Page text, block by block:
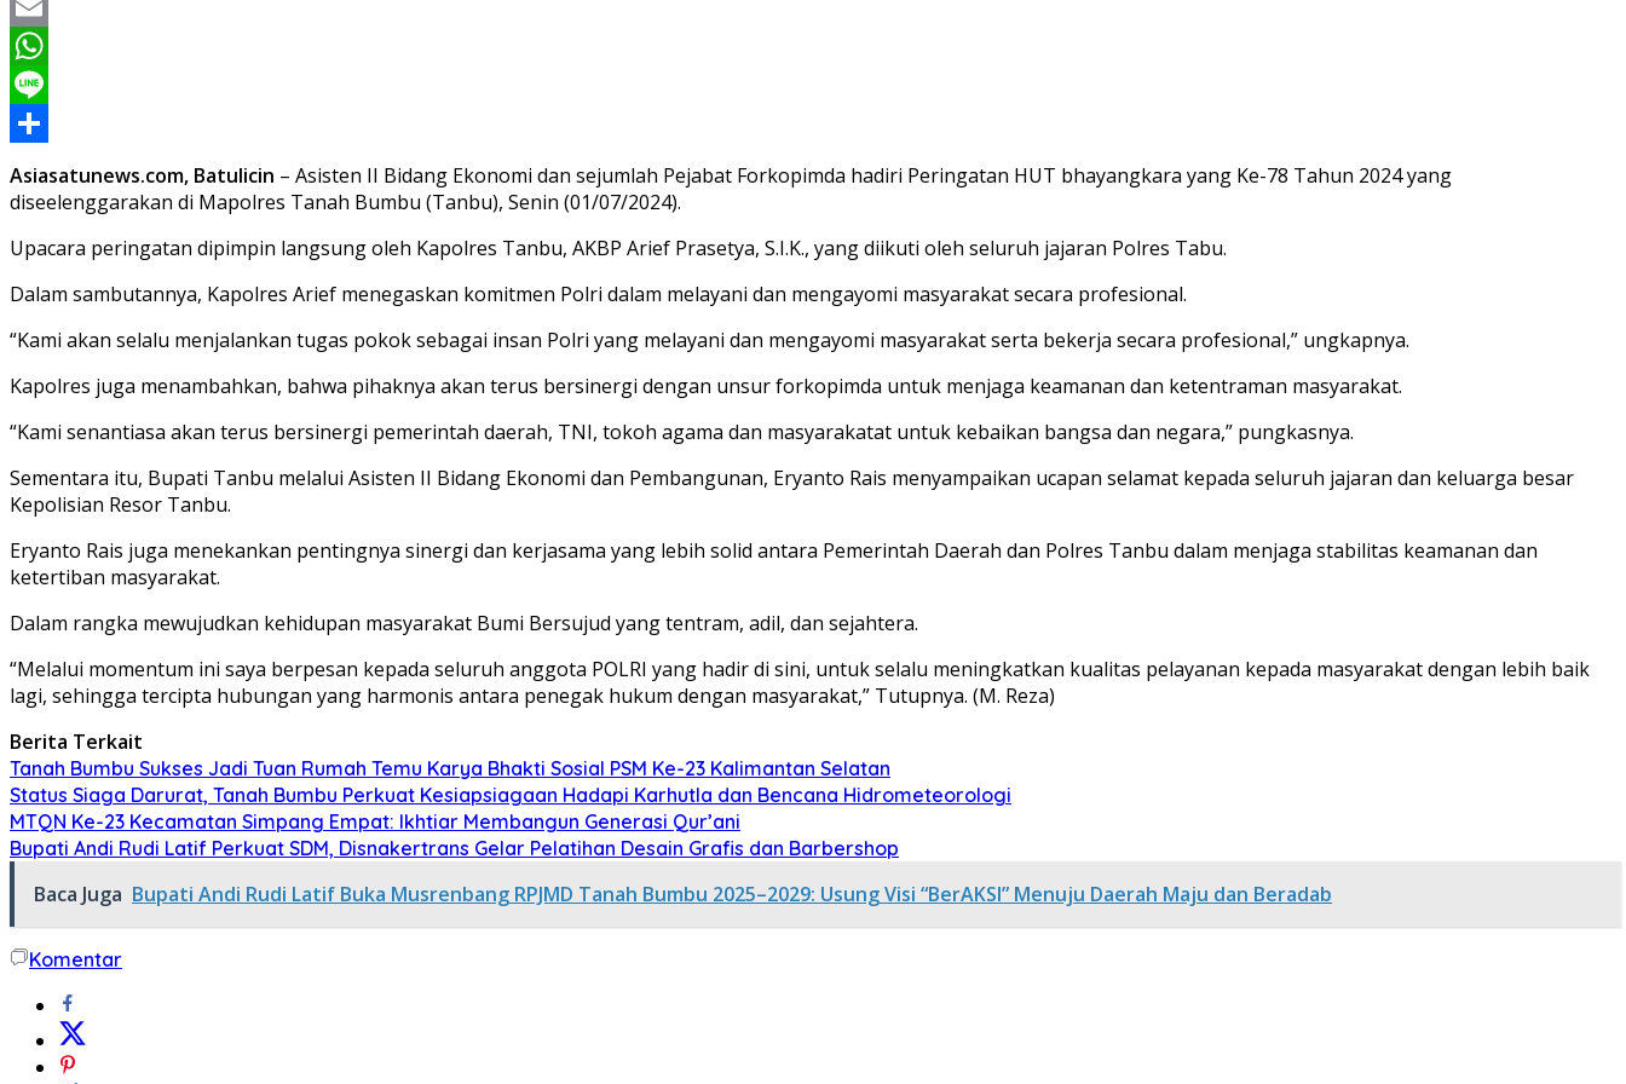
Twitter
Email
WhatsApp
Line
Share
Asiasatunews.com, Batulicin – Asisten II Bidang Ekonomi dan sejumlah Pejabat Forkopimda hadiri Peringatan HUT bhayangkara yang Ke-78 Tahun 2024 yang
diseelenggarakan di Mapolres Tanah Bumbu (Tanbu), Senin (01/07/2024).
Upacara peringatan dipimpin langsung oleh Kapolres Tanbu, AKBP Arief Prasetya, S.I.K., yang diikuti oleh seluruh jajaran Polres Tabu.
Dalam sambutannya, Kapolres Arief menegaskan komitmen Polri dalam melayani dan mengayomi masyarakat secara profesional.
“Kami akan selalu menjalankan tugas pokok sebagai insan Polri yang melayani dan mengayomi masyarakat serta bekerja secara profesional,” ungkapnya.
Kapolres juga menambahkan, bahwa pihaknya akan terus bersinergi dengan unsur forkopimda untuk menjaga keamanan dan ketentraman masyarakat.
“Kami senantiasa akan terus bersinergi pemerintah daerah, TNI, tokoh agama dan masyarakatat untuk kebaikan bangsa dan negara,” pungkasnya.
Sementara itu, Bupati Tanbu melalui Asisten II Bidang Ekonomi dan Pembangunan, Eryanto Rais menyampaikan ucapan selamat kepada seluruh jajaran dan keluarga besar
Kepolisian Resor Tanbu.
Eryanto Rais juga menekankan pentingnya sinergi dan kerjasama yang lebih solid antara Pemerintah Daerah dan Polres Tanbu dalam menjaga stabilitas keamanan dan
ketertiban masyarakat.
Dalam rangka mewujudkan kehidupan masyarakat Bumi Bersujud yang tentram, adil, dan sejahtera.
“Melalui momentum ini saya berpesan kepada seluruh anggota POLRI yang hadir di sini, untuk selalu meningkatkan kualitas pelayanan kepada masyarakat dengan lebih baik
lagi, sehingga tercipta hubungan yang harmonis antara penegak hukum dengan masyarakat,” Tutupnya. (M. Reza)
Berita Terkait
Tanah Bumbu Sukses Jadi Tuan Rumah Temu Karya Bhakti Sosial PSM Ke-23 Kalimantan Selatan
Status Siaga Darurat, Tanah Bumbu Perkuat Kesiapsiagaan Hadapi Karhutla dan Bencana Hidrometeorologi
MTQN Ke-23 Kecamatan Simpang Empat: Ikhtiar Membangun Generasi Qur’ani
Bupati Andi Rudi Latif Perkuat SDM, Disnakertrans Gelar Pelatihan Desain Grafis dan Barbershop
Baca Juga Bupati Andi Rudi Latif Buka Musrenbang RPJMD Tanah Bumbu 2025–2029: Usung Visi “BerAKSI” Menuju Daerah Maju dan Beradab
Komentar